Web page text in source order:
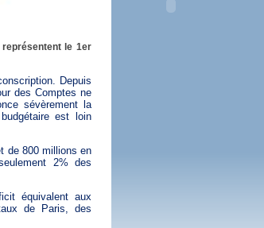
le 1er
Depuis
des Comptes ne
sévèrement la
est loin
de 800 millions en
2% des
équivalent aux
de Paris, des